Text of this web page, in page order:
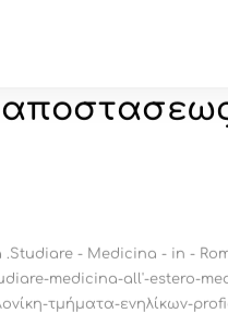
.Studiare - Medicina - in -
medicina-all'-estero-
τμήματα-ενηλίκων-